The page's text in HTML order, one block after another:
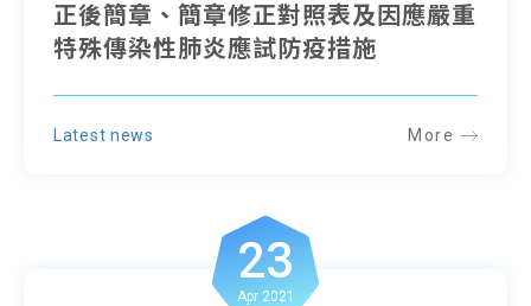
正後簡章、簡章修正對照表及因應嚴重
特殊傳染性肺炎應試防疫措施
Latest news More
23
Apr 2021